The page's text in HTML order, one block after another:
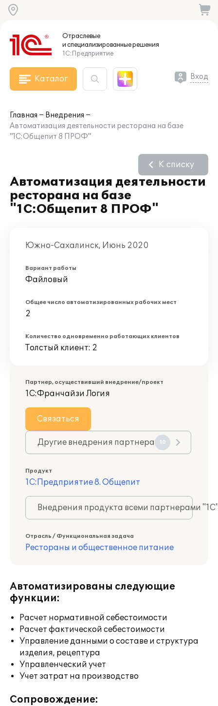
Отраслевые
и специализированныерешения
1С:Предприятие
Каталог Вход
Главная
Внедрения
Автоматизация деятельности ресторана на базе
"1С:Общепит 8 ПРОФ"
Автоматизация деятельности
ресторана на базе
"1С:Общепит 8 ПРОФ"
К списку
Южно-Сахалинск, Июнь 2020
Вариант работы
Файловый
Общее число автоматизированных рабочих мест
2
Количество одновременно работающих клиентов
Толстый клиент: 2
Партнер, осуществивший внедрение/проект
1C:Франчайзи Логия
Связаться
Другие внедрения партнера 10
Продукт
1С:Предприятие 8. Общепит
Внедрения продукта всеми партнерами
Отрасль / Функциональная задача
Рестораны и общественное питание
Автоматизированы следующие
функции:
Расчет нормативной себестоимости
Расчет фактической себестоимости
Управление данными о составе и структура
изделия, рецептура
Управленческий учет
Учет затрат на производство
Сопровождение: